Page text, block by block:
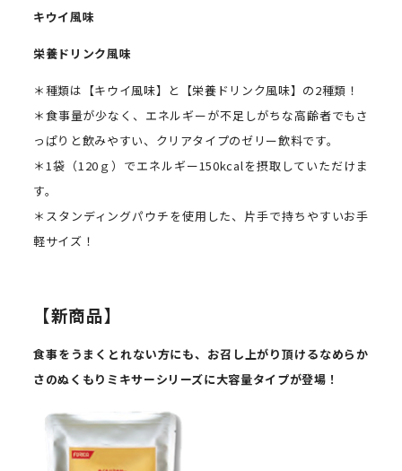
キウイ風味
栄養ドリンク風味
＊種類は【キウイ風味】と【栄養ドリンク風味】の2種類！
＊食事量が少なく、エネルギーが不足しがちな高齢者でもさ
っぱりと飲みやすい、クリアタイプのゼリー飲料です。
＊1袋（120ｇ）でエネルギー150kcalを摂取していただけま
す。
＊スタンディングパウチを使用した、片手で持ちやすいお手
軽サイズ！
【新商品】
食事をうまくとれない方にも、お召し上がり頂けるなめらか
さのぬくもりミキサーシリーズに大容量タイプが登場！